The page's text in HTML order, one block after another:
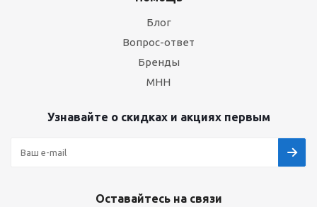
Блог
Вопрос-ответ
Бренды
МНН
Узнавайте о скидках и акциях первым
Оставайтесь на связи